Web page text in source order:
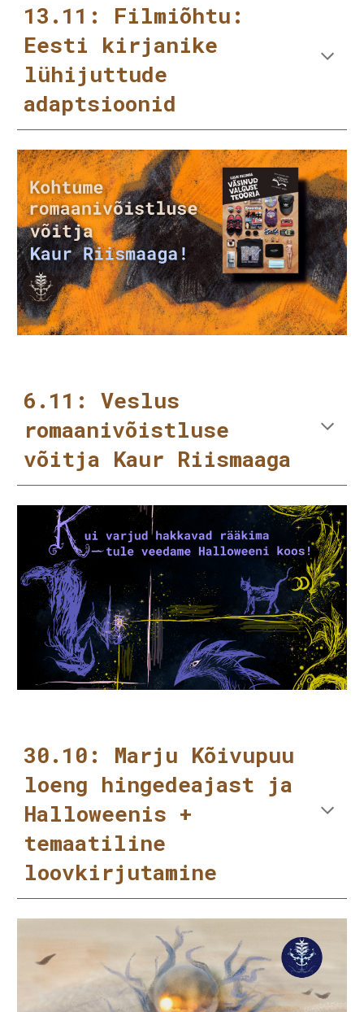
13.11: Filmiõhtu:
Eesti kirjanike
lühijuttude
adaptsioonid
6.11: Veslus
romaanivõistluse
võitja Kaur Riismaaga
30.10: Marju Kõivupuu
loeng hingedeajast ja
Halloweenis +
temaatiline
loovkirjutamine